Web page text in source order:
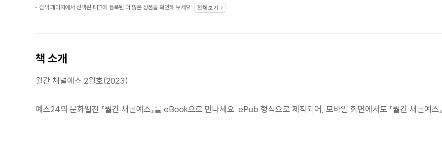
검색 페이지에서 선택된 태그에 등록된 더 많은 상품을 확인해 보세요. 전체보기
책 소개
월간 채널예스 2월호(2023)
예스24의 문화웹진 『월간 채널예스』를 eBook으로 만나세요. ePub 형식으로 제작되어, 모바일 화면에서도 『월간 채널예스